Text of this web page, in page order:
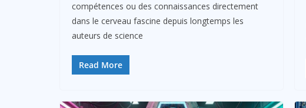
compétences ou des connaissances directement
dans le cerveau fascine depuis longtemps les
auteurs de science
Read More